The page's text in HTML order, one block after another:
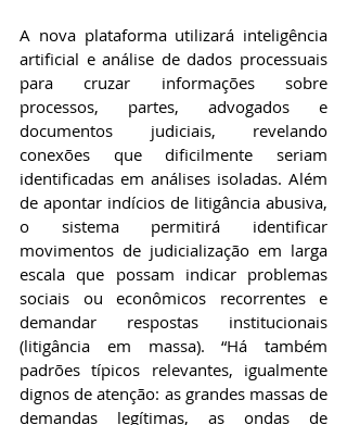
A nova plataforma utilizará inteligência
artificial e análise de dados processuais
para cruzar informações sobre
processos, partes, advogados e
documentos judiciais, revelando
conexões que dificilmente seriam
identificadas em análises isoladas. Além
de apontar indícios de litigância abusiva,
o sistema permitirá identificar
movimentos de judicialização em larga
escala que possam indicar problemas
sociais ou econômicos recorrentes e
demandar respostas institucionais
(litigância em massa). “Há também
padrões típicos relevantes, igualmente
dignos de atenção: as grandes massas de
demandas legítimas, as ondas de